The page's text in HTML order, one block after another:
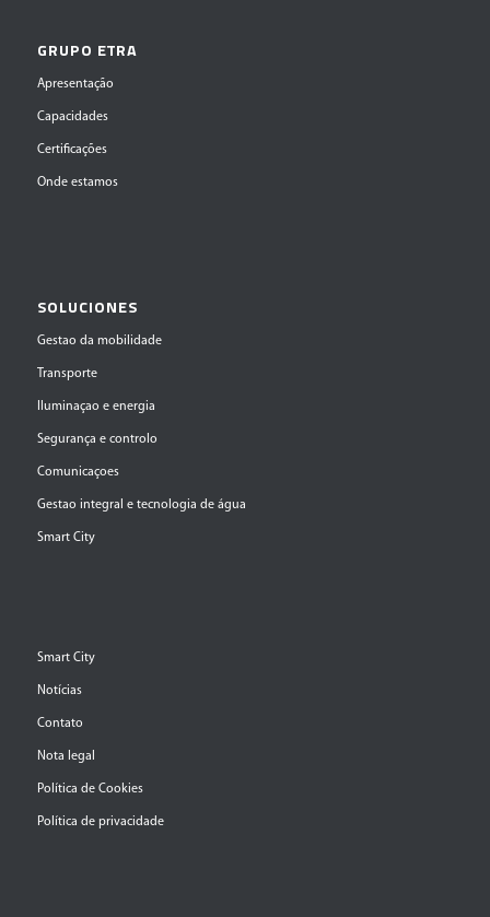
GRUPO ETRA
Apresentação
Capacidades
Certificações
Onde estamos
SOLUCIONES
Gestao da mobilidade
Transporte
Iluminaçao e energia
Segurança e controlo
Comunicaçoes
Gestao integral e tecnologia de água
Smart City
Smart City
Notícias
Contato
Nota legal
Política de Cookies
Política de privacidade